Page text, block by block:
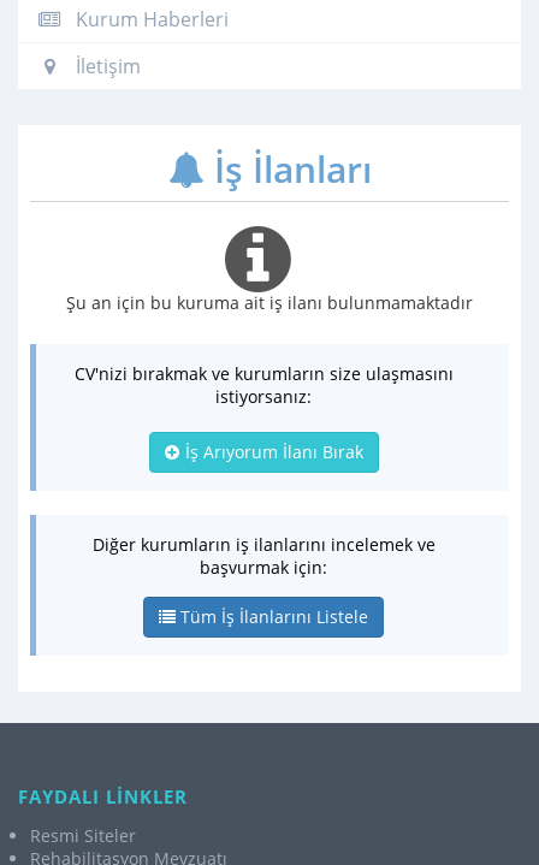
Kurum Haberleri
İletişim
İş İlanları
Şu an için bu kuruma ait iş ilanı bulunmamaktadır
CV'nizi bırakmak ve kurumların size ulaşmasını
istiyorsanız:
İş Arıyorum İlanı Bırak
Diğer kurumların iş ilanlarını incelemek ve
başvurmak için:
Tüm İş İlanlarını Listele
FAYDALI LİNKLER
Resmi Siteler
Rehabilitasyon Mevzuatı